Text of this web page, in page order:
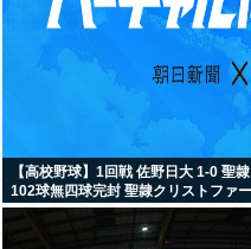
【高校野球】1回戦 佐野日大 1-0 聖
102球無四球完封 聖隷クリストファ